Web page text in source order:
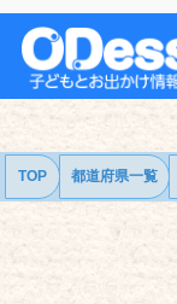
TOP 都道府県一覧